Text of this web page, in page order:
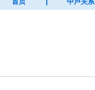
首页 中卢关系